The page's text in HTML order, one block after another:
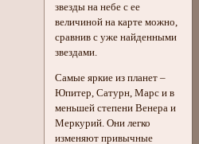
звезды на небе с ее
величиной на карте можно,
сравнив с уже найденными
звездами.
Самые яркие из планет –
Юпитер, Сатурн, Марс и в
меньшей степени Венера и
Меркурий. Они легко
изменяют привычные